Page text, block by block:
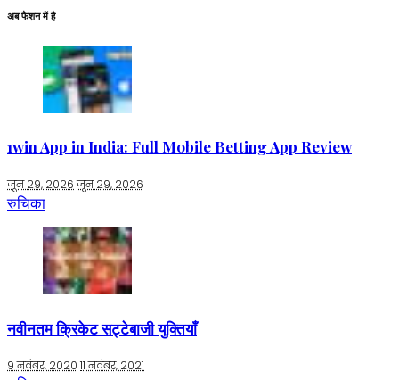
अब फैशन में है
1win App in India: Full Mobile Betting App Review
जून 29, 2026 जून 29, 2026
रुचिका
नवीनतम क्रिकेट सट्टेबाजी युक्तियाँ
9 नवंबर, 2020 11 नवंबर, 2021